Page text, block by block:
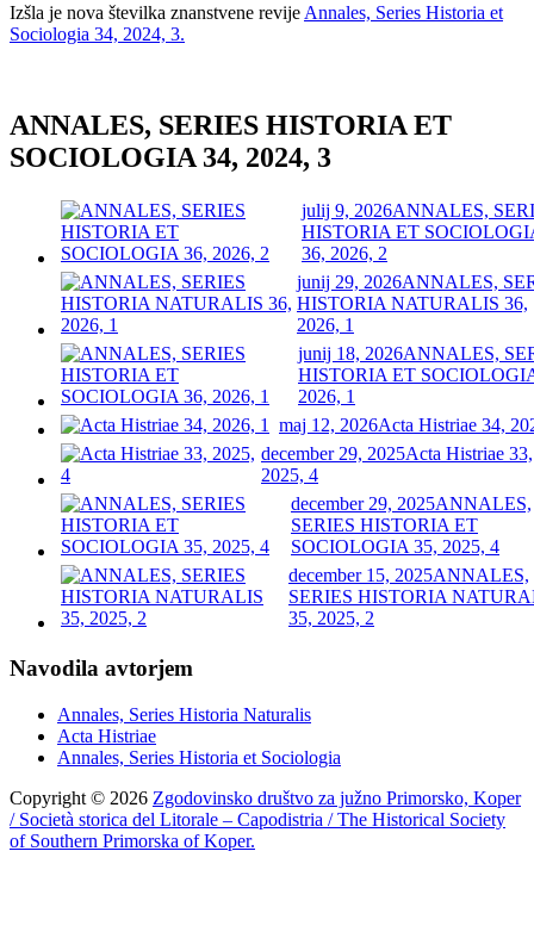
Izšla je nova številka znanstvene revije Annales, Series Historia et
Sociologia 34, 2024, 3.
ANNALES, SERIES HISTORIA ET
SOCIOLOGIA 34, 2024, 3
julij 9, 2026ANNALES,
HISTORIA ET
36, 2026, 2
junij 29, 2026ANNALES,
HISTORIA NATURALIS 36,
2026, 1
junij 18, 2026ANNALES,
HISTORIA ET
2026, 1
maj 12, 2026Acta Histriae 34,
december 29, 2025Acta Histriae 33,
2025, 4
december 29, 2025ANNALES,
SERIES HISTORIA ET
SOCIOLOGIA 35, 2025, 4
december 15, 2025ANNALES,
SERIES HISTORIA
35, 2025, 2
Navodila avtorjem
Annales, Series Historia Naturalis
Acta Histriae
Annales, Series Historia et Sociologia
Copyright © 2026 Zgodovinsko društvo za južno Primorsko, Koper
/ Società storica del Litorale – Capodistria / The Historical Society
of Southern Primorska of Koper.